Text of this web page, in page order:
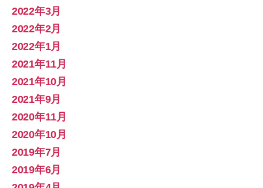
2022年3月
2022年2月
2022年1月
2021年11月
2021年10月
2021年9月
2020年11月
2020年10月
2019年7月
2019年6月